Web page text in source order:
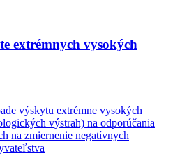
extrémnych vysokých
výskytu extrémne vysokých
výstrah) na odporúčania
na zmiernenie negatívnych